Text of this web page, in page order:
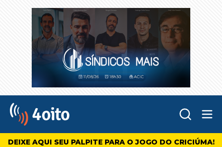
4oito
DEIXE AQUI SEU PALPITE PARA O JOGO DO CRICIÚMA!